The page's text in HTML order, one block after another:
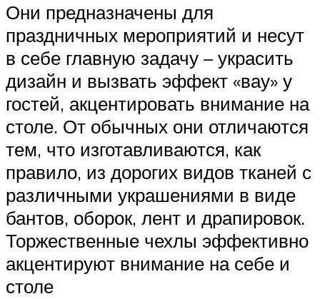
Они предназначены для
праздничных мероприятий и несут
в себе главную задачу – украсить
дизайн и вызвать эффект «вау» у
гостей, акцентировать внимание на
столе. От обычных они отличаются
тем, что изготавливаются, как
правило, из дорогих видов тканей с
различными украшениями в виде
бантов, оборок, лент и драпировок.
Торжественные чехлы эффективно
акцентируют внимание на себе и
столе